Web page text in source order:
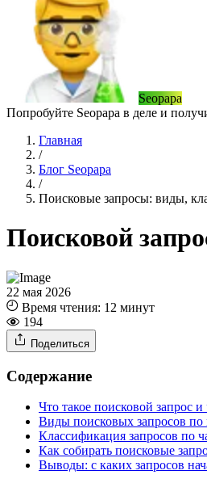
Seopapa
Попробуйте Seopapa в деле и
Главная
/
Блог Seopapa
/
Поисковые запросы: виды,
Поисковой
22 мая 2026
Время чтения: 12 минут
194
Поделиться
Содержание
Что такое поисковой запрос
Виды поисковых запросов по
Классификация запросов по
Как собирать поисковые
Выводы: с каких запросов